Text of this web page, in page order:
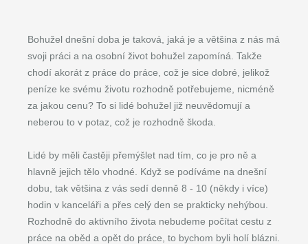
Bohužel dnešní doba je taková, jaká je a většina z nás má
svoji práci a na osobní život bohužel zapomíná. Takže
chodí akorát z práce do práce, což je sice dobré, jelikož
peníze ke svému životu rozhodně potřebujeme, nicméně
za jakou cenu? To si lidé bohužel již neuvědomují a
neberou to v potaz, což je rozhodně škoda.
Lidé by měli častěji přemýšlet nad tím, co je pro ně a
hlavně jejich tělo vhodné. Když se podíváme na dnešní
dobu, tak většina z vás sedí denně 8 - 10 (někdy i více)
hodin v kanceláři a přes celý den se prakticky nehýbou.
Rozhodně do aktivního života nebudeme počítat cestu z
práce na oběd a opět do práce, to bychom byli holí blázni.